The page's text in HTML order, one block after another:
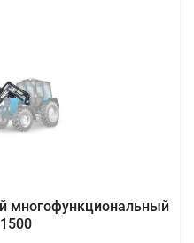
многофункциональный